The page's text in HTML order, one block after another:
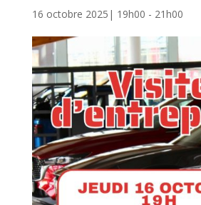
16 octobre 2025| 19h00 - 21h00